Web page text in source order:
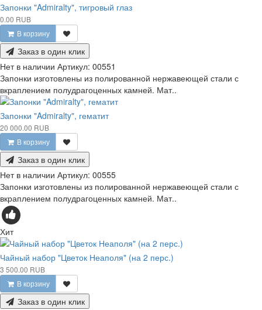
Запонки "Admiralty", тигровый глаз
0.00 RUB
В корзину
Заказ в один клик
Нет в наличии Артикул: 00551
Запонки изготовлены из полированной нержавеющей стали с
вкраплением полудрагоценных камней. Мат..
Запонки "Admiralty", гематит
20 000.00 RUB
В корзину
Заказ в один клик
Нет в наличии Артикул: 00555
Запонки изготовлены из полированной нержавеющей стали с
вкраплением полудрагоценных камней. Мат..
Хит
Чайный набор "Цветок Неаполя" (на 2 перс.)
3 500.00 RUB
В корзину
Заказ в один клик